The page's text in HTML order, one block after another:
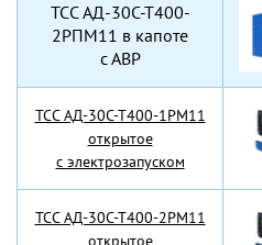
TCC АД-30С-Т400-
2РПМ11 в капоте
с АВР
TCC АД-30С-Т400-1РМ11
открытое
с электрозапуском
TCC АД-30С-Т400-2РМ11
открытое